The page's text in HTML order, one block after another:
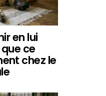
en lui
ce
chez le